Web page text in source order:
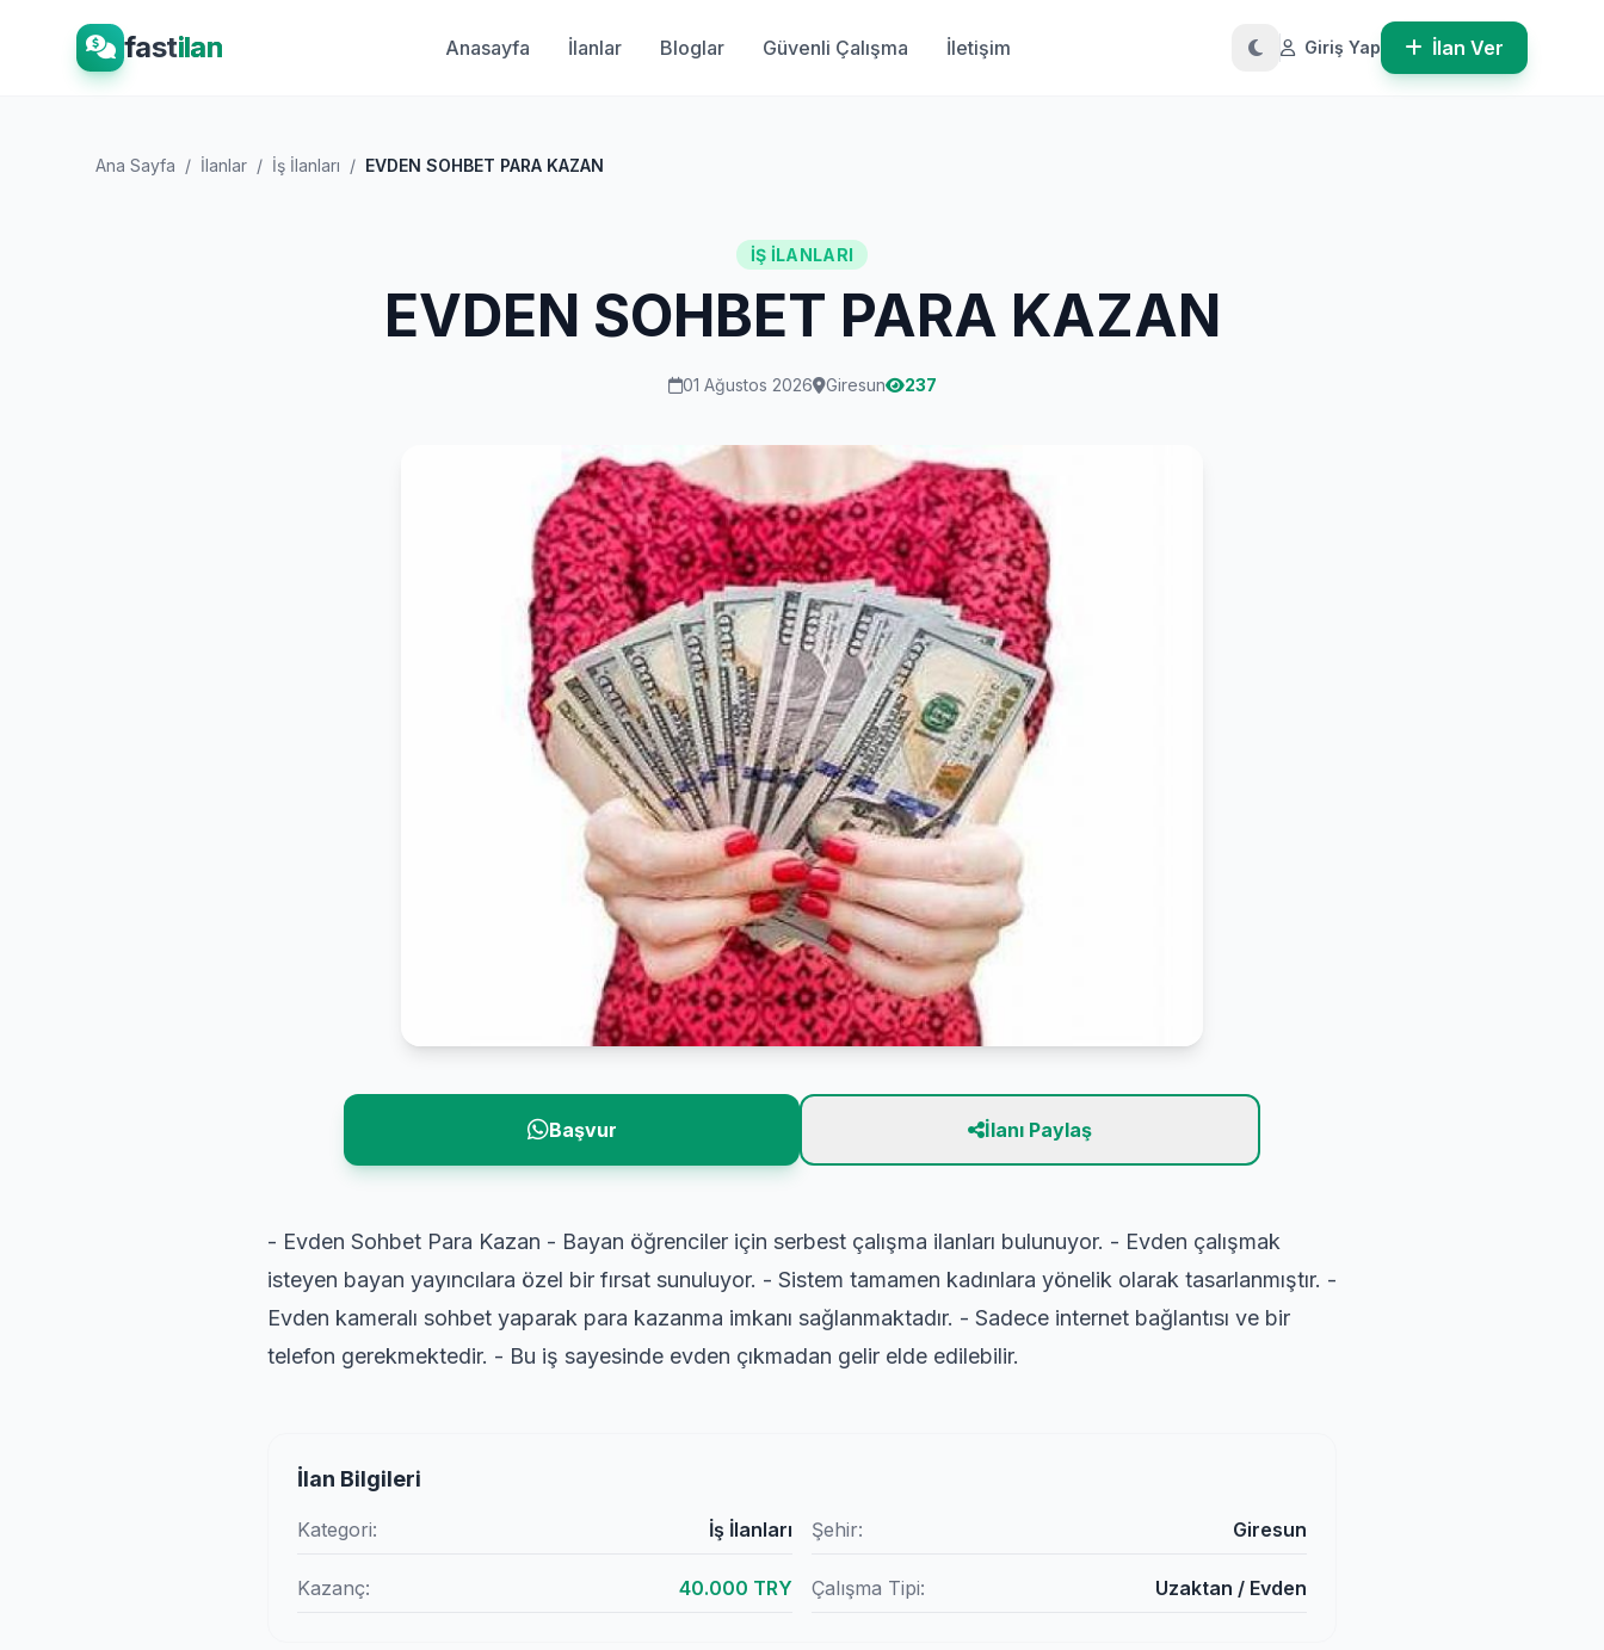
fastilan Anasayfa İlanlar Bloglar Güvenli Çalışma İletişim Giriş Yap İlan Ver
Ana Sayfa / İlanlar / İş İlanları / EVDEN SOHBET PARA KAZAN
İŞ İLANLARI
EVDEN SOHBET PARA KAZAN
01 Ağustos 2026 Giresun 237
Başvur İlanı Paylaş
- Evden Sohbet Para Kazan - Bayan öğrenciler için serbest çalışma ilanları bulunuyor. - Evden çalışmak
isteyen bayan yayıncılara özel bir fırsat sunuluyor. - Sistem tamamen kadınlara yönelik olarak tasarlanmıştır. -
Evden kameralı sohbet yaparak para kazanma imkanı sağlanmaktadır. - Sadece internet bağlantısı ve bir
telefon gerekmektedir. - Bu iş sayesinde evden çıkmadan gelir elde edilebilir.
İlan Bilgileri
Kategori: İş İlanları Şehir: Giresun
Kazanç: 40.000 TRY Çalışma Tipi: Uzaktan / Evden